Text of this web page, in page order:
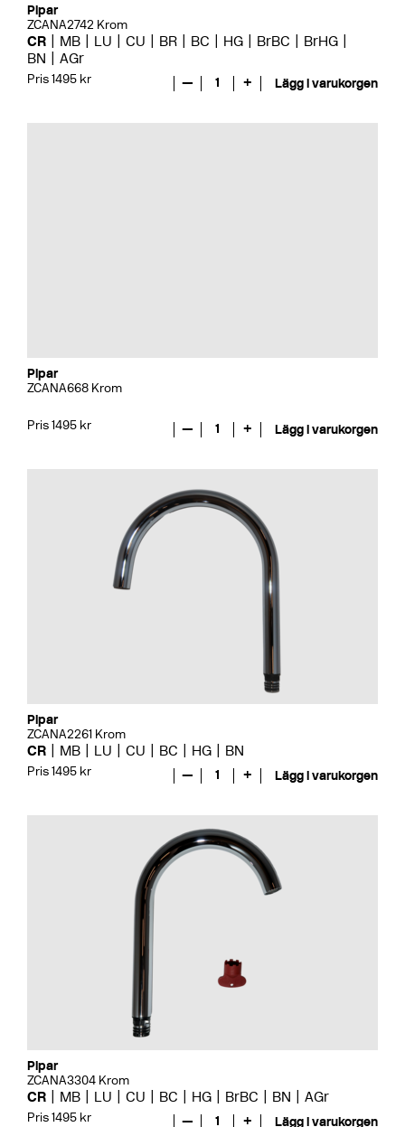
Pipar
ZCANA2742 Krom
CR MB LU CU BR BC HG BrBC
BrHG
BN
AGr
Pris 1495 kr — 1 + Lägg i varukorgen
Pipar
ZCANA668 Krom
Pris 1495 kr — 1 + Lägg i varukorgen
Pipar
ZCANA2261 Krom
CR MB LU CU BC HG BN
Pris 1495 kr — 1 + Lägg i varukorgen
Pipar
ZCANA3304 Krom
CR MB LU CU BC HG BrBC BN AGr
Pris 1495 kr — 1 + Lägg i varukorgen